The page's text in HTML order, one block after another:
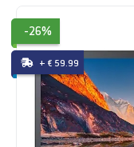
-26%
+ € 59.99